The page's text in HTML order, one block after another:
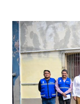
conoces ni la
quienes ya han
o expertas en el
aprender y nuevas
chica y aún no has